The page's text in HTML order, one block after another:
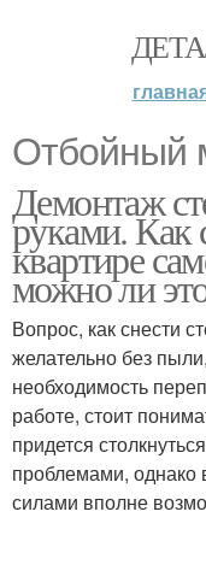
Отбойный
Демонтаж
руками. Как
квартире
можно ли
Вопрос, как снести
желательно без
необходимость
работе, стоит
придется
проблемами, однако
силами вполне